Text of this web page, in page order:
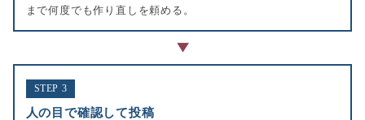
まで何度でも作り直しを頼める。
▶
STEP 3
人の目で確認して投稿